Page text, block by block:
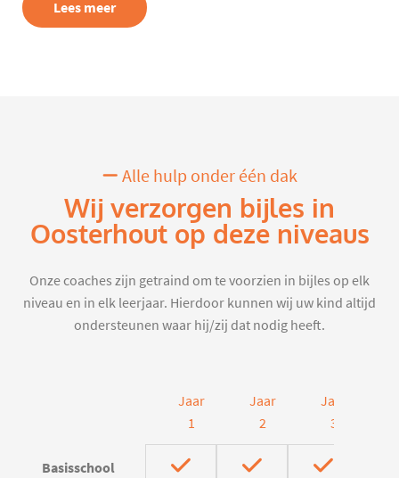
Lees meer
Alle hulp onder één dak
Wij verzorgen bijles in
Oosterhout op deze niveaus
Onze coaches zijn getraind om te voorzien in bijles op elk
niveau en in elk leerjaar. Hierdoor kunnen wij uw kind altijd
ondersteunen waar hij/zij dat nodig heeft.
Jaar
1
Jaar
2
Jaar
3
Basisschool